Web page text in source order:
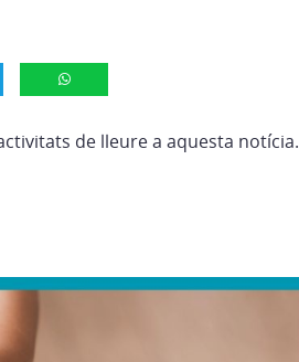
de lleure a aquesta notícia.